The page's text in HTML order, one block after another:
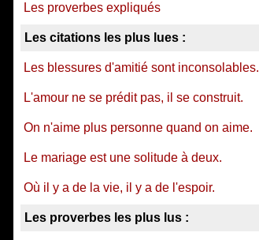
Les proverbes expliqués
Les citations les plus lues :
Les blessures d'amitié sont inconsolables.
L'amour ne se prédit pas, il se construit.
On n'aime plus personne quand on aime.
Le mariage est une solitude à deux.
Où il y a de la vie, il y a de l'espoir.
Les proverbes les plus lus :